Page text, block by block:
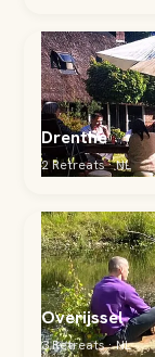
Drenthe
2 Retreats · NL
Overijssel
3 Retreats · NL